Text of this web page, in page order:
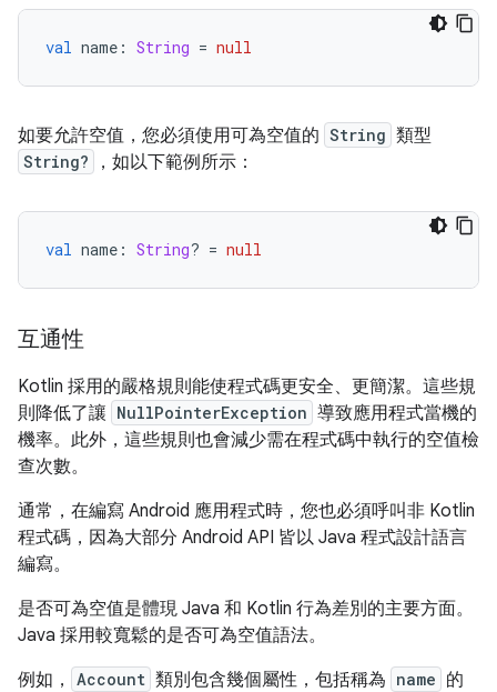
val name : String = null
如要允許空值，您必須使用可為空值的 String 類型
String? ，如以下範例所示：
val name : String? = null
互通性
Kotlin 採用的嚴格規則能使程式碼更安全、更簡潔。這些規
則降低了讓 NullPointerException 導致應用程式當機的
機率。此外，這些規則也會減少需在程式碼中執行的空值檢
查次數。
通常，在編寫 Android 應用程式時，您也必須呼叫非 Kotlin
程式碼，因為大部分 Android API 皆以 Java 程式設計語言
編寫。
是否可為空值是體現 Java 和 Kotlin 行為差別的主要方面。
Java 採用較寬鬆的是否可為空值語法。
例如，
Account 類別包含幾個屬性，包括稱為 name 的